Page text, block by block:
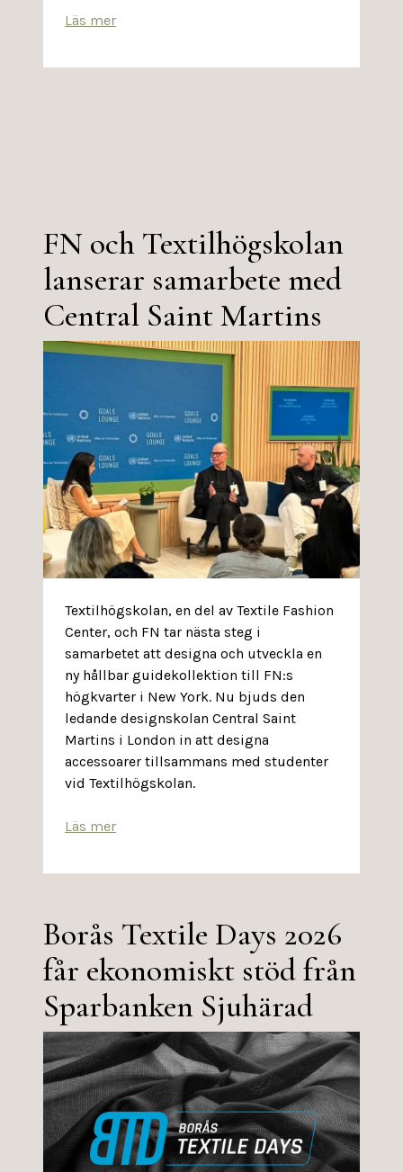
Läs mer
FN och Textilhögskolan
lanserar samarbete med
Central Saint Martins
Textilhögskolan, en del av Textile Fashion
Center, och FN tar nästa steg i
samarbetet att designa och utveckla en
ny hållbar guidekollektion till FN:s
högkvarter i New York. Nu bjuds den
ledande designskolan Central Saint
Martins i London in att designa
accessoarer tillsammans med studenter
vid Textilhögskolan.
Läs mer
Borås Textile Days 2026
får ekonomiskt stöd från
Sparbanken Sjuhärad